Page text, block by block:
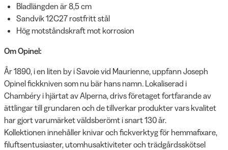
Bladlängden är 8,5 cm
Sandvik 12C27 rostfritt stål
Hög motståndskraft mot korrosion
Om Opinel:
År 1890, i en liten by i Savoie vid Maurienne, uppfann Joseph
Opinel fickkniven som nu bär hans namn. Lokaliserad i
Chambéry i hjärtat av Alperna, drivs företaget fortfarande av
ättlingar till grundaren och de tillverkar produkter vars kvalitet
har gjort varumärket väldsberömt i snart 130 år.
Kollektionen innehåller knivar och fickverktyg för hemmafixare,
filuftsentusiaster, utomhusaktiviteter och trädgårdsskötsel